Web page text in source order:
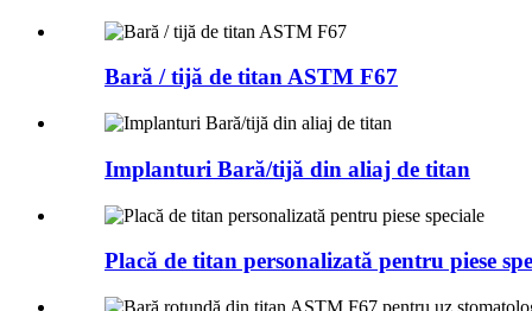
Bară / tijă de titan ASTM F67
Implanturi Bară/tijă din aliaj de titan
Placă de titan personalizată pentru piese